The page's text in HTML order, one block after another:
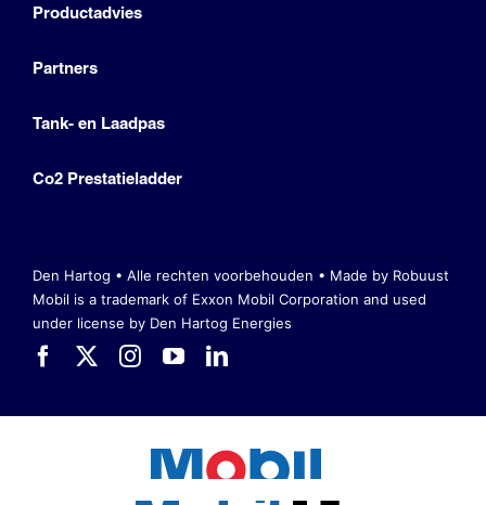
Productadvies
Partners
Tank- en Laadpas
Co2 Prestatieladder
Den Hartog • Alle rechten voorbehouden • Made by Robuust
Mobil is a trademark of Exxon Mobil Corporation and used
under license by Den Hartog Energies